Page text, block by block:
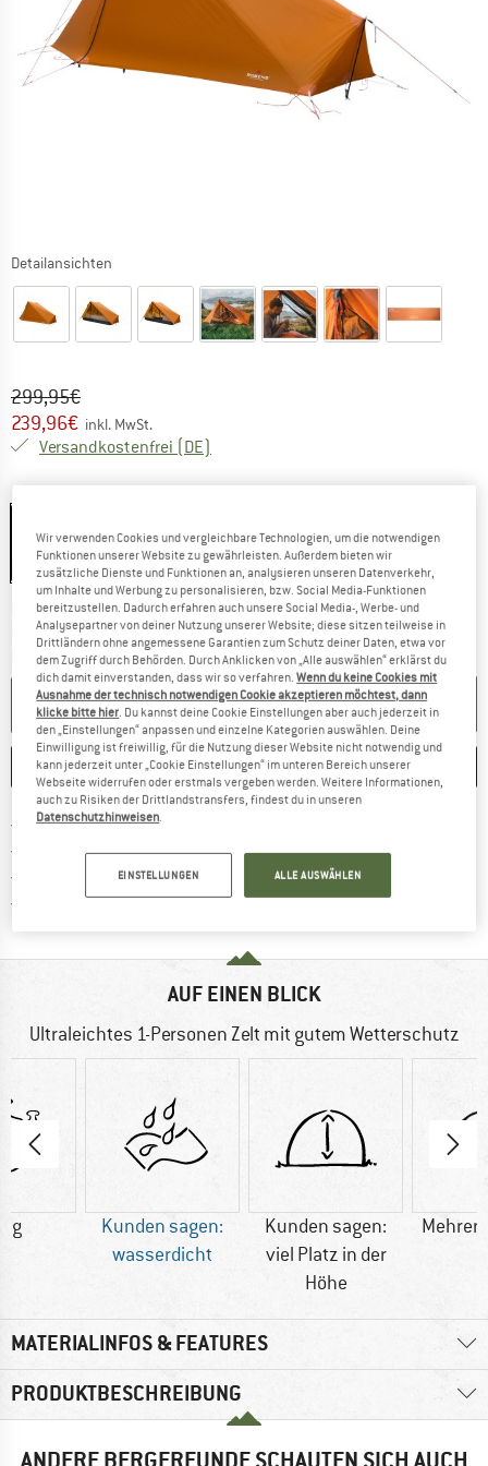
Detailansichten
Ursprünglicher Preis :
299,95€
Preis:
239,96€ inkl. MwSt.
Versandkostenfrei (DE)
Farbe:
20%
Lieferzeit: 2-4 WerktageDer Link öffnet sich in einer Infobox und
Nur noch einmal auf Lager!
Menge:
IN DEN WARENKORB
MERKEN VERGLEICHEN
Portofrei ab 69 € (DE)
100 Tage RückgaberechtGehe hier zu den Rückgabe-
Kauf auf RechnungFinde die Zahlungs-Infos hier! Öffnet
Trusted Shops KäuferschutzFinde alle Infos hier!
AUF EINEN BLICK
Ultraleichtes 1-Personen Zelt mit gutem Wetterschutz
g
Kunden sagen:
wasserdicht
Kunden sagen:
viel Platz in der
Höhe
MATERIALINFOS & FEATURES
PRODUKTBESCHREIBUNG
Wir verwenden Cookies und vergleichbare Technologien, um die notwendigen
Funktionen unserer Website zu gewährleisten. Außerdem bieten wir
zusätzliche Dienste und Funktionen an, analysieren unseren Datenverkehr,
um Inhalte und Werbung zu personalisieren, bzw. Social Media-Funktionen
bereitzustellen. Dadurch erfahren auch unsere Social Media-, Werbe- und
Analysepartner von deiner Nutzung unserer Website; diese sitzen teilweise in
Drittländern ohne angemessene Garantien zum Schutz deiner Daten, etwa vor
dem Zugriff durch Behörden. Durch Anklicken von „Alle auswählen“ erklärst du
dich damit einverstanden, dass wir so verfahren.Wenn du keine Cookies mit
Ausnahme der technisch notwendigen Cookie akzeptieren möchtest, dann
klicke bitte hier. Du kannst deine Cookie Einstellungen aber auch jederzeit in
den „Einstellungen“ anpassen und einzelne Kategorien auswählen. Deine
Einwilligung ist freiwillig, für die Nutzung dieser Website nicht notwendig und
kann jederzeit unter „Cookie Einstellungen“ im unteren Bereich unserer
Webseite widerrufen oder erstmals vergeben werden. Weitere Informationen,
auch zu Risiken der Drittlandstransfers, findest du in unseren
Datenschutzhinweisen.
EINSTELLUNGEN ALLE AUSWÄHLEN